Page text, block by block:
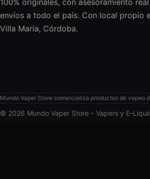
100% originales, con asesoramiento
envíos a todo el país. Con local propio
Villa María, Córdoba.
Mundo Vaper Store comercializa productos de vapeo
© 2026 Mundo Vaper Store – Vapers y E-